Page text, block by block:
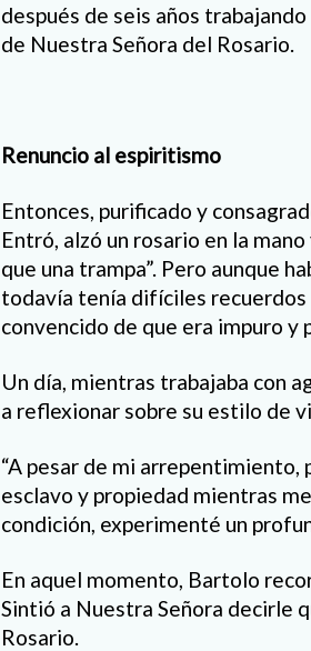
después de seis años
de Nuestra Señora del Rosario.
Renuncio al espiritismo
Entonces, purificado y
Entró, alzó un rosario en la
que una trampa”. Pero aunque
todavía tenía difíciles recuerdos
convencido de que era impuro y
Un día, mientras trabajaba con
a reflexionar sobre su estilo de
“A pesar de mi arrepentimiento,
esclavo y propiedad mientras
condición, experimenté un
En aquel momento, Bartolo
Sintió a Nuestra Señora decirle
Rosario.